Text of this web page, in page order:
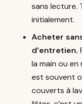
sans lecture.
initialement.
Acheter
d’entretien.
la main ou en
est souvent
couverts à